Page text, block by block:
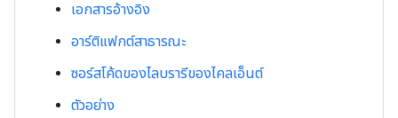
เอกสารอ้างอิง
อาร์ติแฟกต์สาธารณะ
ซอร์สโค้ดของไลบรารีของไคลเอ็นต์
ตัวอย่าง